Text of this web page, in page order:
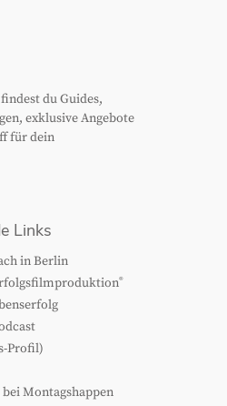
du Guides,
exklusive Angebote
für dein
Links
in Berlin
®
Profil)
Montagshappen